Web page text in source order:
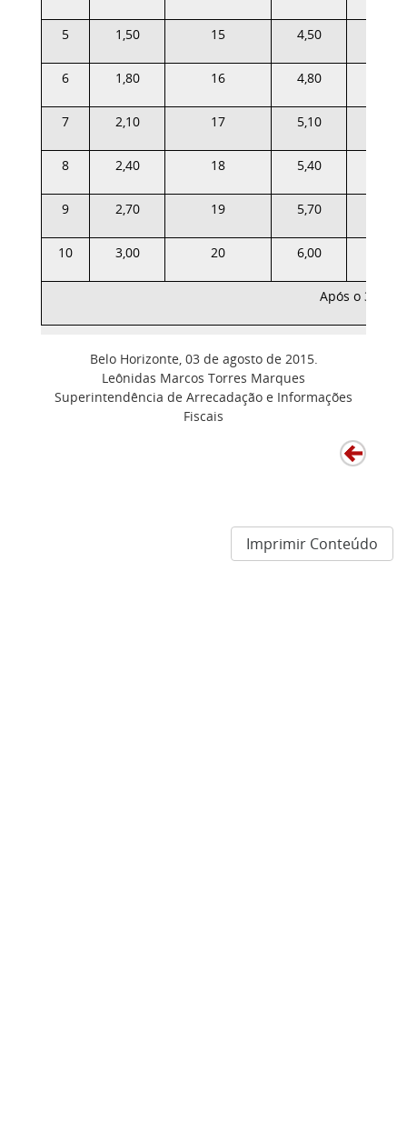
5 1,50 15 4,50
6 1,80 16 4,80
7 2,10 17 5,10
8 2,40 18 5,40
9 2,70 19 5,70
10 3,00 20 6,00
Após o 30º dia
Belo Horizonte, 03 de agosto de 2015.
Leônidas Marcos Torres Marques
Superintendência de Arrecadação e Informações
Fiscais
Imprimir Conteúdo